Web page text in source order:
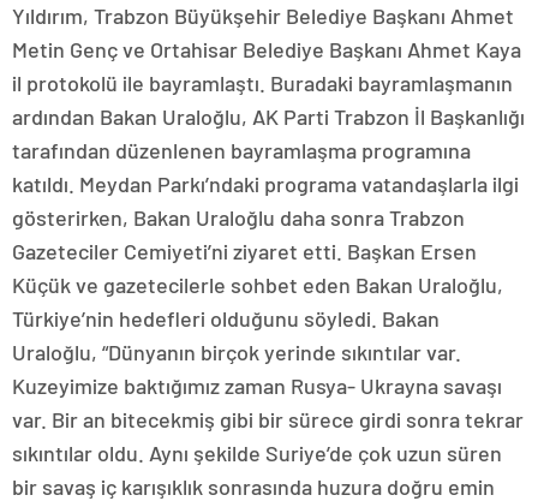
Yıldırım, Trabzon Büyükşehir Belediye Başkanı Ahmet
Metin Genç ve Ortahisar Belediye Başkanı Ahmet Kaya
il protokolü ile bayramlaştı. Buradaki bayramlaşmanın
ardından Bakan Uraloğlu, AK Parti Trabzon İl Başkanlığı
tarafından düzenlenen bayramlaşma programına
katıldı. Meydan Parkı’ndaki programa vatandaşlarla ilgi
gösterirken, Bakan Uraloğlu daha sonra Trabzon
Gazeteciler Cemiyeti’ni ziyaret etti. Başkan Ersen
Küçük ve gazetecilerle sohbet eden Bakan Uraloğlu,
Türkiye’nin hedefleri olduğunu söyledi. Bakan
Uraloğlu, “Dünyanın birçok yerinde sıkıntılar var.
Kuzeyimize baktığımız zaman Rusya- Ukrayna savaşı
var. Bir an bitecekmiş gibi bir sürece girdi sonra tekrar
sıkıntılar oldu. Aynı şekilde Suriye’de çok uzun süren
bir savaş iç karışıklık sonrasında huzura doğru emin